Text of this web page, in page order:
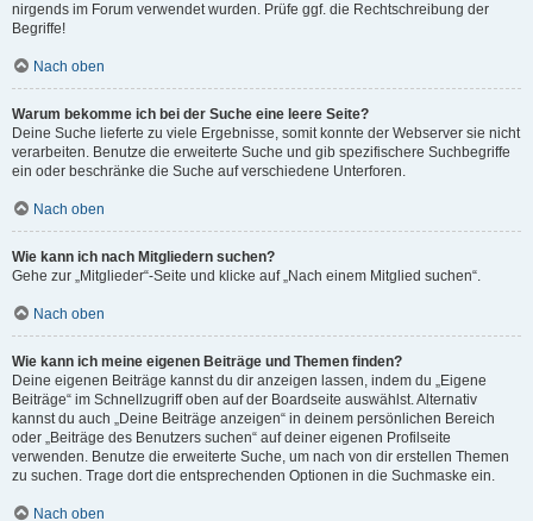
nirgends im Forum verwendet wurden. Prüfe ggf. die Rechtschreibung der
Begriffe!
Nach oben
Warum bekomme ich bei der Suche eine leere Seite?
Deine Suche lieferte zu viele Ergebnisse, somit konnte der Webserver sie nicht
verarbeiten. Benutze die erweiterte Suche und gib spezifischere Suchbegriffe
ein oder beschränke die Suche auf verschiedene Unterforen.
Nach oben
Wie kann ich nach Mitgliedern suchen?
Gehe zur „Mitglieder“-Seite und klicke auf „Nach einem Mitglied suchen“.
Nach oben
Wie kann ich meine eigenen Beiträge und Themen finden?
Deine eigenen Beiträge kannst du dir anzeigen lassen, indem du „Eigene
Beiträge“ im Schnellzugriff oben auf der Boardseite auswählst. Alternativ
kannst du auch „Deine Beiträge anzeigen“ in deinem persönlichen Bereich
oder „Beiträge des Benutzers suchen“ auf deiner eigenen Profilseite
verwenden. Benutze die erweiterte Suche, um nach von dir erstellen Themen
zu suchen. Trage dort die entsprechenden Optionen in die Suchmaske ein.
Nach oben